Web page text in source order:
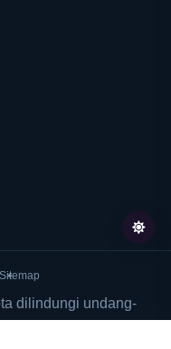
Sitemap
dilindungi undang-